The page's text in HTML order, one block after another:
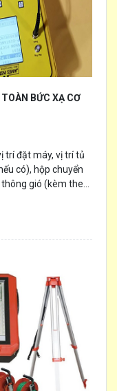
BỨC XẠ CƠ
trí đặt máy, vị trí tủ
có), hộp chuyển
gió (kèm theo
nhân, chỉ rõ
gì, vật liệu làm
quy định.